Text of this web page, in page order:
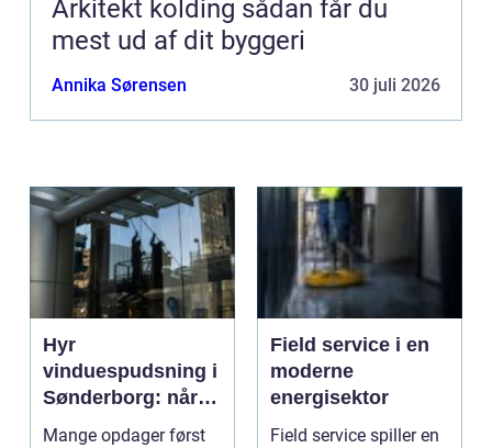
Arkitekt kolding sådan får du
mest ud af dit byggeri
Annika Sørensen 30 juli 2026
Hyr
vinduespudsning i
Sønderborg: når
det skal være nemt
Mange opdager først
Field service i en
moderne
energisektor
Field service spiller en